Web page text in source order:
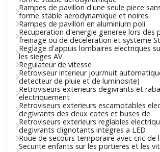
Rampes de pavillon d'une seule piece
forme stable aerodynamique et noires
Rampes de pavillon en aluminium poli
Recuperation d'energie generee lors des
freinage ou de deceleration et systeme
Reglage d'appuis lombaires electriques
les sieges AV
Regulateur de vitesse
Retroviseur interieur jour/nuit
detecteur de pluie et de luminosite)
Retroviseurs exterieurs degivrants et
electriquement
Retroviseurs exterieurs escamotables
degivrants des deux cotes et buses de
Retroviseurs exterieurs reglables
degivrants clignotants integres a LED
Roue de secours temporaire avec cric de
Securite enfants sur les portieres et les